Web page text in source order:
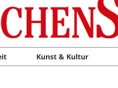
Kunst & Kultur